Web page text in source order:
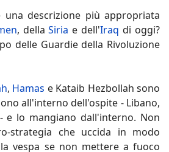
una descrizione più appropriata
, dellaSiria e dell'Iraq di oggi?
delle Guardie della Rivoluzione
, Hamas e Kataib Hezbollah sono
all'interno dell'ospite - Libano,
e lo mangiano dall'interno. Non
strategia che uccida in modo
vespa se non mettere a fuoco